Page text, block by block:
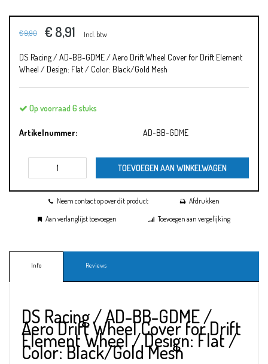
€ 9,90 € 8,91 Incl. btw
DS Racing / AD-BB-GDME / Aero Drift Wheel Cover for Drift Element
Wheel / Design: Flat / Color: Black/Gold Mesh
Op voorraad 6 stuks
Artikelnummer: AD-BB-GDME
TOEVOEGEN AAN WINKELWAGEN
Neem contact op over dit product
Afdrukken
Aan verlanglijst toevoegen
Toevoegen aan vergelijking
Info Reviews
DS Racing / AD-BB-GDME /
Aero Drift Wheel Cover for Drift
Element Wheel / Design: Flat /
Color: Black/Gold Mesh